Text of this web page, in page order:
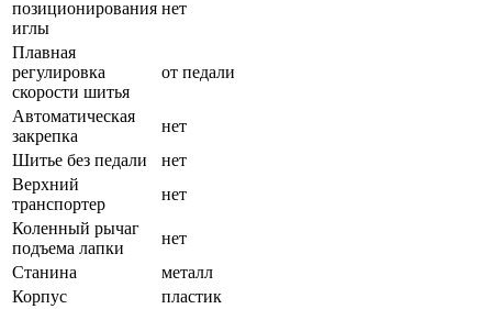
позиционирования
иглы
нет
Плавная
регулировка
скорости шитья
от педали
Автоматическая
закрепка
нет
Шитье без педали
нет
Верхний
транспортер
нет
Коленный рычаг
подъема лапки
нет
Станина
металл
Корпус
пластик